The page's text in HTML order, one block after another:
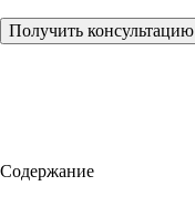
Получить консультацию
Содержание